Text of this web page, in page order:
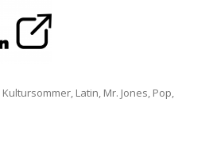
Kultursommer, Latin, Mr. Jones, Pop,